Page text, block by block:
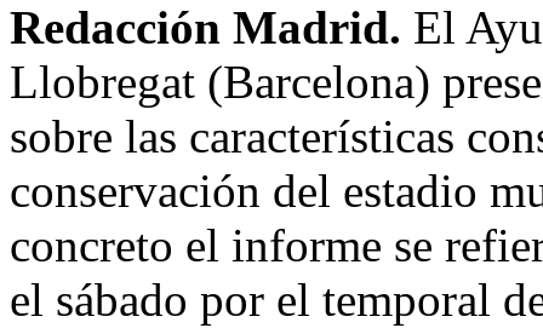
Redacción Madrid. El
Llobregat (Barcelona)
sobre las características
conservación del estadio
concreto el informe se
el sábado por el temporal